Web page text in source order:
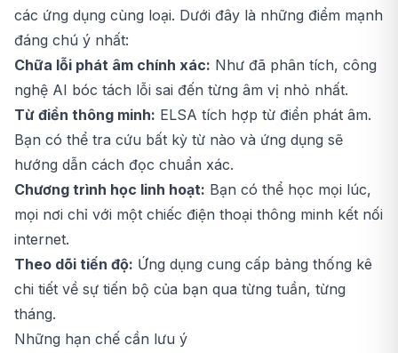
các ứng dụng cùng loại. Dưới đây là những điểm mạnh
đáng chú ý nhất:
Chữa lỗi phát âm chính xác: Như đã phân tích, công
nghệ AI bóc tách lỗi sai đến từng âm vị nhỏ nhất.
Từ điển thông minh: ELSA tích hợp từ điển phát âm.
Bạn có thể tra cứu bất kỳ từ nào và ứng dụng sẽ
hướng dẫn cách đọc chuẩn xác.
Chương trình học linh hoạt: Bạn có thể học mọi lúc,
mọi nơi chỉ với một chiếc điện thoại thông minh kết nối
internet.
Theo dõi tiến độ: Ứng dụng cung cấp bảng thống kê
chi tiết về sự tiến bộ của bạn qua từng tuần, từng
tháng.
Những hạn chế cần lưu ý